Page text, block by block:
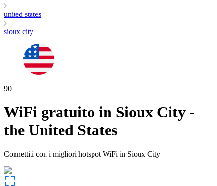
united states
sioux city
90
WiFi gratuito in Sioux City -
the United States
Connettiti con i migliori hotspot WiFi in Sioux City